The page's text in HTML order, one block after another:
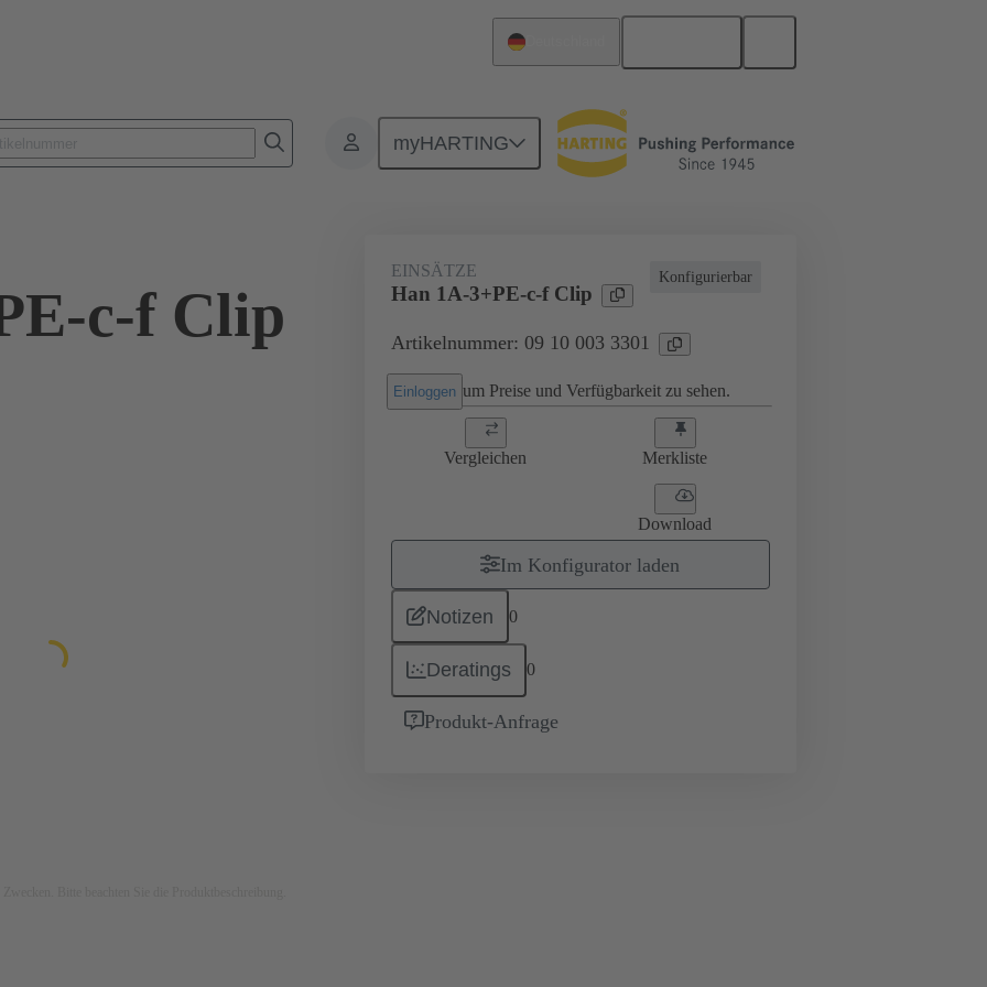
myHARTING
c-f Clip
Konfigurierbar
EINSÄTZE
Han 1A-3+PE-c-f Clip
Artikelnummer: 09 10 003 3301
Einloggen um Preise und Verfügbarkeit zu sehen.
Vergleichen Merkliste
Download
Im Konfigurator laden
Notizen 0
Deratings 0
Produkt-Anfrage